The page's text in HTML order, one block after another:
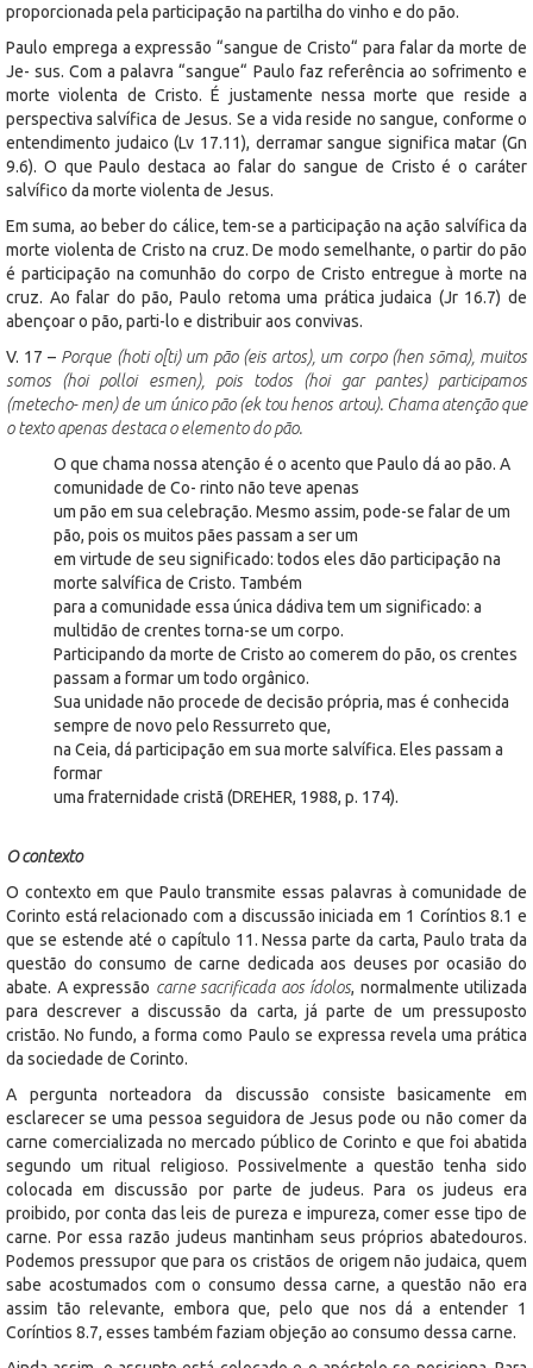
proporcionada pela participação na partilha do vinho e do pão.
Paulo emprega a expressão “sangue de Cristo“ para falar da morte de
Je- sus. Com a palavra “sangue“ Paulo faz referência ao sofrimento e
morte violenta de Cristo. É justamente nessa morte que reside a
perspectiva salvífica de Jesus. Se a vida reside no sangue, conforme o
entendimento judaico (Lv 17.11), derramar sangue significa matar (Gn
9.6). O que Paulo destaca ao falar do sangue de Cristo é o caráter
salvífico da morte violenta de Jesus.
Em suma, ao beber do cálice, tem-se a participação na ação salvífica da
morte violenta de Cristo na cruz. De modo semelhante, o partir do pão
é participação na comunhão do corpo de Cristo entregue à morte na
cruz. Ao falar do pão, Paulo retoma uma prática judaica (Jr 16.7) de
abençoar o pão, parti-lo e distribuir aos convivas.
V. 17 – Porque (hoti o[ti) um pão (eis artos), um corpo (hen sōma), muitos
somos (hoi polloi esmen), pois todos (hoi gar pantes) participamos
(metecho- men) de um único pão (ek tou henos artou). Chama atenção que
o texto apenas destaca o elemento do pão.
O que chama nossa atenção é o acento que Paulo dá ao pão. A
comunidade de Co- rinto não teve apenas
um pão em sua celebração. Mesmo assim, pode-se falar de um
pão, pois os muitos pães passam a ser um
em virtude de seu significado: todos eles dão participação na
morte salvífica de Cristo. Também
para a comunidade essa única dádiva tem um significado: a
multidão de crentes torna-se um corpo.
Participando da morte de Cristo ao comerem do pão, os crentes
passam a formar um todo orgânico.
Sua unidade não procede de decisão própria, mas é conhecida
sempre de novo pelo Ressurreto que,
na Ceia, dá participação em sua morte salvífica. Eles passam a
formar
uma fraternidade cristã (DREHER, 1988, p. 174).
O contexto
O contexto em que Paulo transmite essas palavras à comunidade de
Corinto está relacionado com a discussão iniciada em 1 Coríntios 8.1 e
que se estende até o capítulo 11. Nessa parte da carta, Paulo trata da
questão do consumo de carne dedicada aos deuses por ocasião do
abate. A expressão carne sacrificada aos ídolos, normalmente utilizada
para descrever a discussão da carta, já parte de um pressuposto
cristão. No fundo, a forma como Paulo se expressa revela uma prática
da sociedade de Corinto.
A pergunta norteadora da discussão consiste basicamente em
esclarecer se uma pessoa seguidora de Jesus pode ou não comer da
carne comercializada no mercado público de Corinto e que foi abatida
segundo um ritual religioso. Possivelmente a questão tenha sido
colocada em discussão por parte de judeus. Para os judeus era
proibido, por conta das leis de pureza e impureza, comer esse tipo de
carne. Por essa razão judeus mantinham seus próprios abatedouros.
Podemos pressupor que para os cristãos de origem não judaica, quem
sabe acostumados com o consumo dessa carne, a questão não era
assim tão relevante, embora que, pelo que nos dá a entender 1
Coríntios 8.7, esses também faziam objeção ao consumo dessa carne.